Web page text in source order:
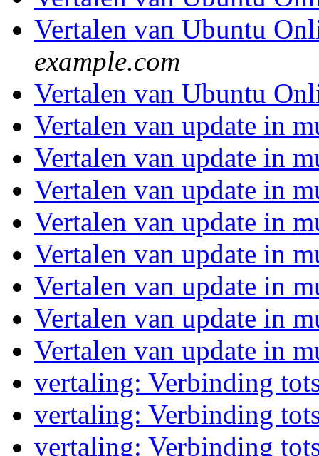
Vertalen van Ubuntu
example.com
Vertalen van Ubuntu
Vertalen van update in
Vertalen van update in
Vertalen van update in
Vertalen van update in
Vertalen van update in
Vertalen van update in
Vertalen van update in
Vertalen van update in
vertaling: Verbinding
vertaling: Verbinding
vertaling: Verbinding